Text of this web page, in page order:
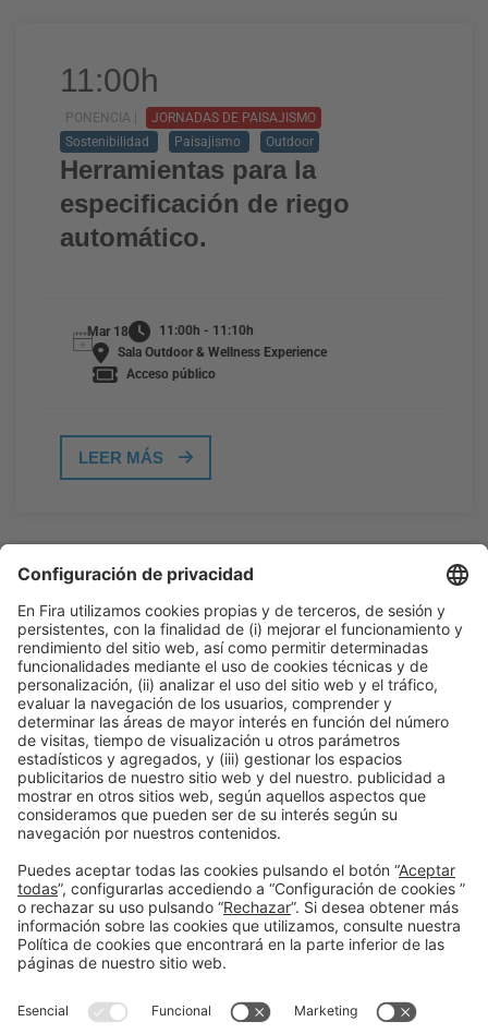
11:00h
PONENCIA |
JORNADAS DE PAISAJISMO
Sostenibilidad
Paisajismo Outdoor
Herramientas para la
especificación de riego
automático.
Mar 18
11:00h - 11:10h
Sala Outdoor & Wellness Experience
Acceso público
LEER MÁS
Información general
Aviso legal
Política de privacidad
Política de cookies
#PISCINABARCELONA
en las redes sociales